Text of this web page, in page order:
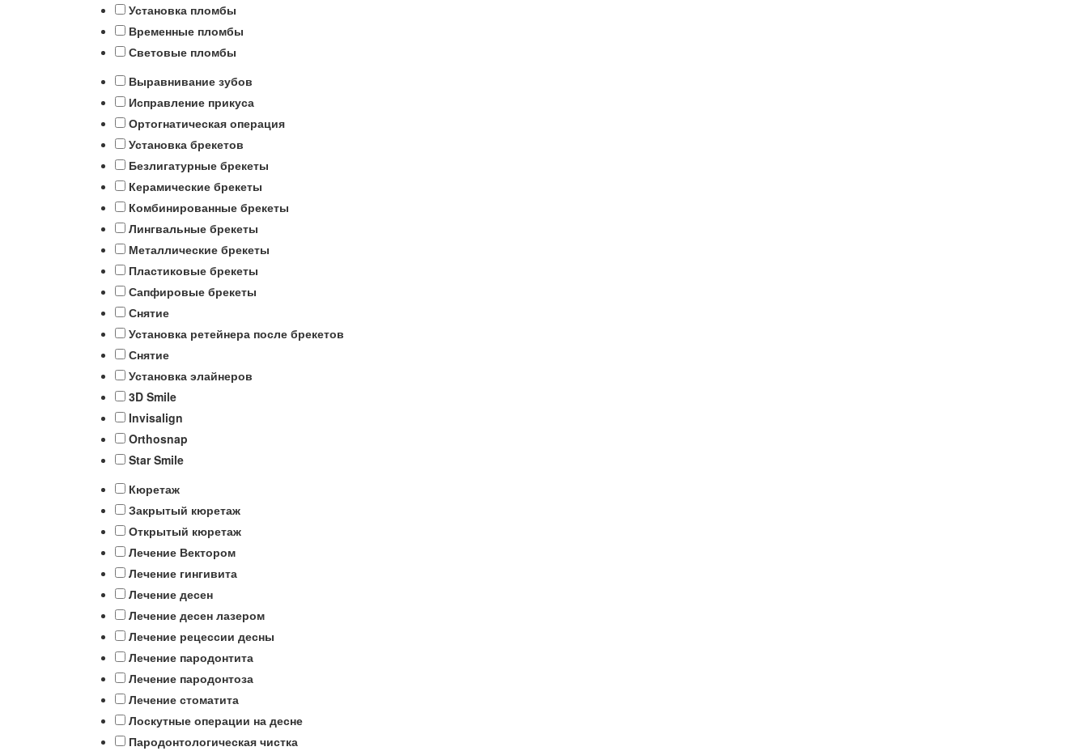
Установка пломбы
Временные пломбы
Световые пломбы
Выравнивание зубов
Исправление прикуса
Ортогнатическая операция
Установка брекетов
Безлигатурные брекеты
Керамические брекеты
Комбинированные брекеты
Лингвальные брекеты
Металлические брекеты
Пластиковые брекеты
Сапфировые брекеты
Снятие
Установка ретейнера после брекетов
Снятие
Установка элайнеров
3D Smile
Invisalign
Orthosnap
Star Smile
Кюретаж
Закрытый кюретаж
Открытый кюретаж
Лечение Вектором
Лечение гингивита
Лечение десен
Лечение десен лазером
Лечение рецессии десны
Лечение пародонтита
Лечение пародонтоза
Лечение стоматита
Лоскутные операции на десне
Пародонтологическая чистка